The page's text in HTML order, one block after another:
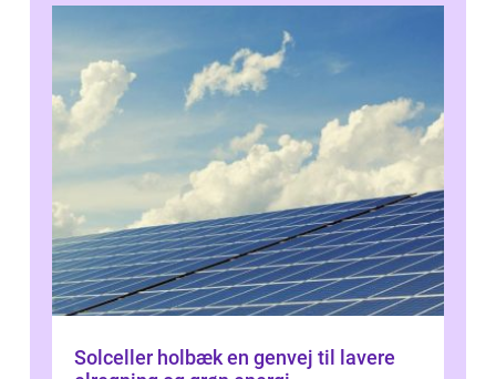
Solceller holbæk en genvej til lavere